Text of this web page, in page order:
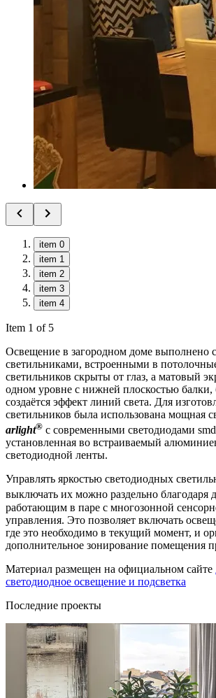
item 0
item 1
item 2
item 3
item 4
Item 1 of 5
Освещение в загородном доме выполнено
светильниками, встроенными в
светильников скрыты от глаз, а матовый
одном уровне с нижней плоскостью балки,
создаётся эффект линий света. Для
светильников была использована мощная
arlight® с современными светодиодами
установленная во встраиваемый
светодиодной ленты.
Управлять яркостью светодиодных
выключать их можно раздельно благодаря
работающим в паре с многозонной
управления. Это позволяет включать
где это необходимо в текущий момент, и
дополнительное зонирование помещения
Материал размещен на официальном сайте
светодиодное освещение и подсветка
Последние проекты